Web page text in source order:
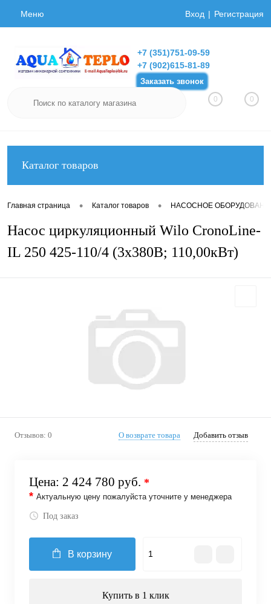
Меню Вход Регистрация
+7 (351)751-09-59
+7 (902)615-81-89
Заказать звонок
0 0
Каталог товаров
Главная страница • Каталог товаров • НАСОСНОЕ
Насос циркуляционный Wilo CronoLine-
IL 250 425-110/4 (3х380В; 110,00кВт)
Отзывов: 0 О возврате товара Добавить отзыв
Цена: 2 424 780 руб. *
* Актуальную цену пожалуйста уточните у менеджера
Под заказ
В корзину
Купить в 1 клик